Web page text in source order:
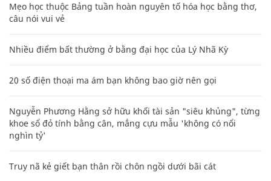
Mẹo học thuộc Bảng tuần hoàn nguyên tố hóa học bằng thơ,
câu nói vui vẻ
Nhiều điểm bất thường ở bằng đại học của Lý Nhã Kỳ
20 số điện thoại ma ám bạn không bao giờ nên gọi
Nguyễn Phương Hằng sở hữu khối tài sản "siêu khủng", từng
khoe sổ đỏ tính bằng cân, mắng cựu mẫu 'không có nổi
nghìn tỷ'
Truy nã kẻ giết bạn thân rồi chôn ngồi dưới bãi cát